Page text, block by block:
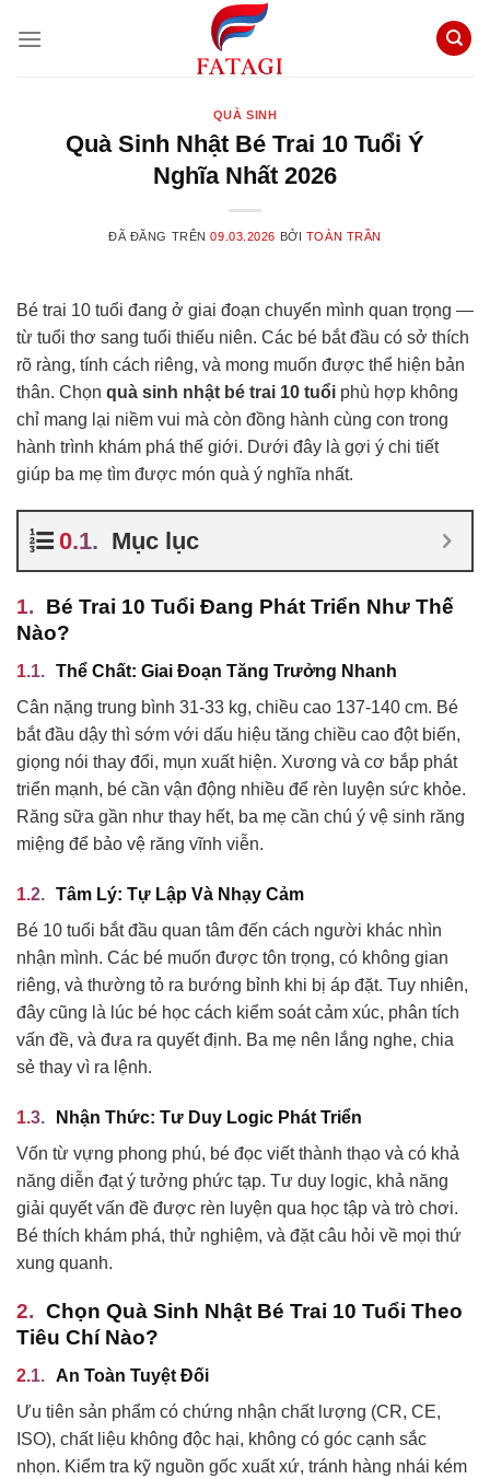
đến
QUÀ SINH
Quà Sinh Nhật Bé Trai 10 Tuổi Ý
Nghĩa Nhất 2026
ĐÃ ĐĂNG TRÊN09.03.2026 BỞI TOÀN TRẦN
Bé trai 10 tuổi đang ở giai đoạn chuyển mình quan trọng —
từ tuổi thơ sang tuổi thiếu niên. Các bé bắt đầu có sở thích
rõ ràng, tính cách riêng, và mong muốn được thể hiện bản
thân. Chọn quà sinh nhật bé trai 10 tuổi phù hợp không
chỉ mang lại niềm vui mà còn đồng hành cùng con trong
hành trình khám phá thế giới. Dưới đây là gợi ý chi tiết
giúp ba mẹ tìm được món quà ý nghĩa nhất.
Mục lục
Bé Trai 10 Tuổi Đang Phát Triển Như Thế
Nào?
Thể Chất: Giai Đoạn Tăng Trưởng Nhanh
Cân nặng trung bình 31-33 kg, chiều cao 137-140 cm. Bé
bắt đầu dậy thì sớm với dấu hiệu tăng chiều cao đột biến,
giọng nói thay đổi, mụn xuất hiện. Xương và cơ bắp phát
triển mạnh, bé cần vận động nhiều để rèn luyện sức khỏe.
Răng sữa gần như thay hết, ba mẹ cần chú ý vệ sinh răng
miệng để bảo vệ răng vĩnh viễn.
Tâm Lý: Tự Lập Và Nhạy Cảm
Bé 10 tuổi bắt đầu quan tâm đến cách người khác nhìn
nhận mình. Các bé muốn được tôn trọng, có không gian
riêng, và thường tỏ ra bướng bỉnh khi bị áp đặt. Tuy nhiên,
đây cũng là lúc bé học cách kiểm soát cảm xúc, phân tích
vấn đề, và đưa ra quyết định. Ba mẹ nên lắng nghe, chia
sẻ thay vì ra lệnh.
Nhận Thức: Tư Duy Logic Phát Triển
Vốn từ vựng phong phú, bé đọc viết thành thạo và có khả
năng diễn đạt ý tưởng phức tạp. Tư duy logic, khả năng
giải quyết vấn đề được rèn luyện qua học tập và trò chơi.
Bé thích khám phá, thử nghiệm, và đặt câu hỏi về mọi thứ
xung quanh.
Chọn Quà Sinh Nhật Bé Trai 10 Tuổi Theo
Tiêu Chí Nào?
An Toàn Tuyệt Đối
Ưu tiên sản phẩm có chứng nhận chất lượng (CR, CE,
ISO), chất liệu không độc hại, không có góc cạnh sắc
nhọn. Kiểm tra kỹ nguồn gốc xuất xứ, tránh hàng nhái kém